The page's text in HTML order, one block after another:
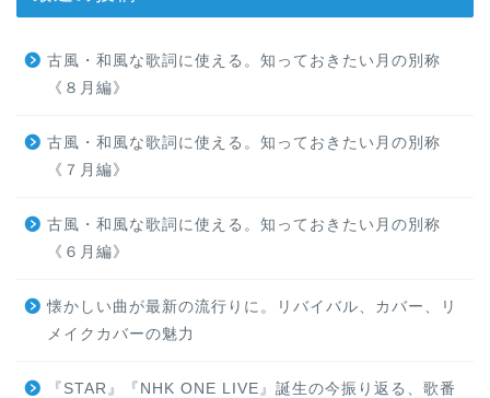
古風・和風な歌詞に使える。知っておきたい月の別称
《８月編》
古風・和風な歌詞に使える。知っておきたい月の別称
《７月編》
古風・和風な歌詞に使える。知っておきたい月の別称
《６月編》
懐かしい曲が最新の流行りに。リバイバル、カバー、リ
メイクカバーの魅力
『STAR』『NHK ONE LIVE』誕生の今振り返る、歌番